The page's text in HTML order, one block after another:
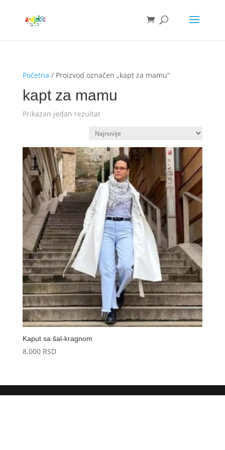
Početna / Proizvod označen „kapt za mamu“
kapt za mamu
Prikazan jedan rezultat
Kaput sa šal-kragnom
8.000 RSD